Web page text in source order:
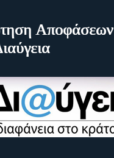
Αποφάσεων